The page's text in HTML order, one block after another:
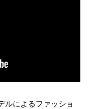
ルによるファッショ